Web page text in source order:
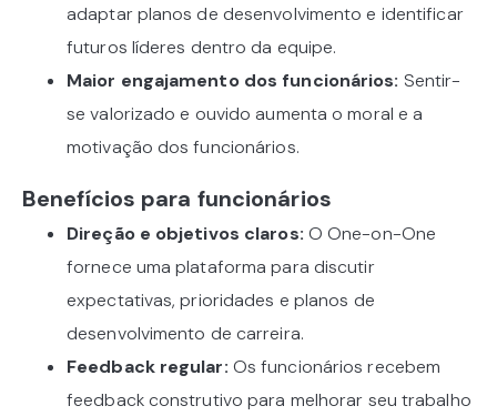
adaptar planos de desenvolvimento e identificar
futuros líderes dentro da equipe.
Maior engajamento dos funcionários: Sentir-
se valorizado e ouvido aumenta o moral e a
motivação dos funcionários.
Benefícios para funcionários
Direção e objetivos claros: O One-on-One
fornece uma plataforma para discutir
expectativas, prioridades e planos de
desenvolvimento de carreira.
Feedback regular: Os funcionários recebem
feedback construtivo para melhorar seu trabalho